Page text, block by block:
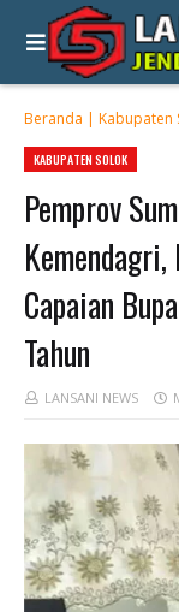
Beranda | Kabupaten
KABUPATEN SOLOK
Pemprov
Capaian
Tahun
LANSANI NEWS